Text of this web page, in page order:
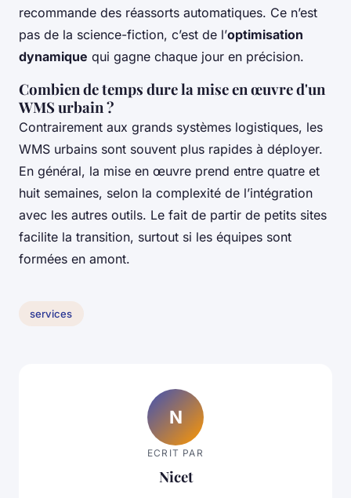
recommande des réassorts automatiques. Ce n’est
pas de la science-fiction, c’est de l’optimisation
dynamique qui gagne chaque jour en précision.
Combien de temps dure la mise en œuvre d'un
WMS urbain ?
Contrairement aux grands systèmes logistiques, les
WMS urbains sont souvent plus rapides à déployer.
En général, la mise en œuvre prend entre quatre et
huit semaines, selon la complexité de l’intégration
avec les autres outils. Le fait de partir de petits sites
facilite la transition, surtout si les équipes sont
formées en amont.
services
N
ECRIT PAR
Nicet